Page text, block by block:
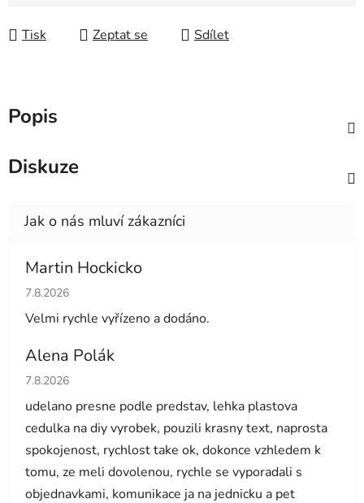
Tisk Zeptat se Sdílet
Popis
Diskuze
Martin Hockicko
Hodnocení obchodu je 5 z 5 hvězdiček.
7.8.2026
Velmi rychle vyřízeno a dodáno.
Alena Polák
Hodnocení obchodu je 5 z 5 hvězdiček.
7.8.2026
udelano presne podle predstav, lehka plastova
cedulka na diy vyrobek, pouzili krasny text, naprosta
spokojenost, rychlost take ok, dokonce vzhledem k
tomu, ze meli dovolenou, rychle se vyporadali s
objednavkami, komunikace ja na jednicku a pet